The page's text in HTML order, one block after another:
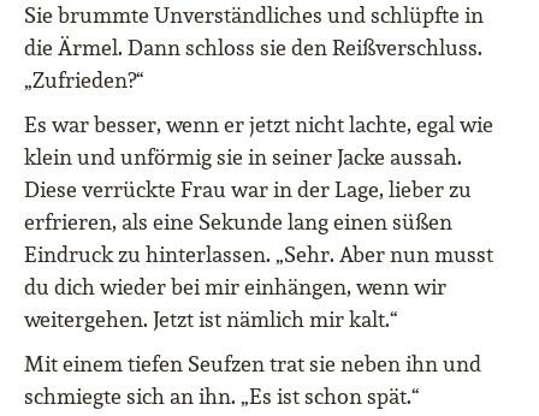
Sie brummte Unverständliches und schlüpfte in
die Ärmel. Dann schloss sie den Reißverschluss.
„Zufrieden?“
Es war besser, wenn er jetzt nicht lachte, egal wie
klein und unförmig sie in seiner Jacke aussah.
Diese verrückte Frau war in der Lage, lieber zu
erfrieren, als eine Sekunde lang einen süßen
Eindruck zu hinterlassen. „Sehr. Aber nun musst
du dich wieder bei mir einhängen, wenn wir
weitergehen. Jetzt ist nämlich mir kalt.“
Mit einem tiefen Seufzen trat sie neben ihn und
schmiegte sich an ihn. „Es ist schon spät.“